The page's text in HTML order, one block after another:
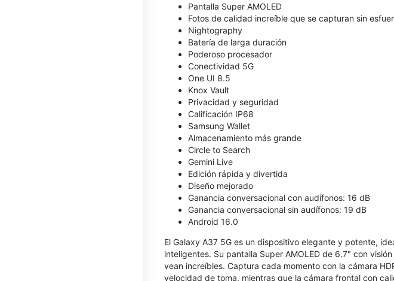
Pantalla Super AMOLED
Fotos de calidad increíble que se capturan sin
Nightography
Batería de larga duración
Poderoso procesador
Conectividad 5G
One UI 8.5
Knox Vault
Privacidad y seguridad
Calificación IP68
Samsung Wallet
Almacenamiento más grande
Circle to Search
Gemini Live
Edición rápida y divertida
Diseño mejorado
Ganancia conversacional con audífonos: 16 dB
Ganancia conversacional sin audífonos: 19 dB
Android 16.0
El Galaxy A37 5G es un dispositivo elegante y potente,
inteligentes. Su pantalla Super AMOLED de 6.7" con
vean increíbles. Captura cada momento con la cámara
velocidad de toma, mientras que la cámara frontal con